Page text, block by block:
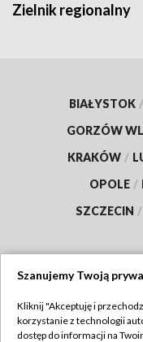
Zielnik regionalny
BIAŁYSTOK /
GORZÓW
KRAKÓW /
OPOLE /
SZCZECIN /
Szanujemy Twoją
Kliknij "Akceptuję i
korzystanie z technologii
dostęp do informacji na